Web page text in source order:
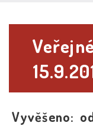
Vyvěšeno: